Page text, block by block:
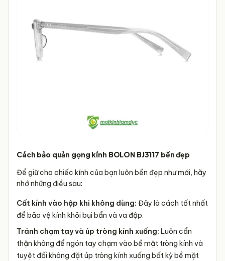
Cách bảo quản gọng kính BOLON BJ3117 bền đẹp
Để giữ cho chiếc kính của bạn luôn bền đẹp như mới, hãy
nhớ những điều sau:
Cất kính vào hộp khi không dùng: Đây là cách tốt nhất
để bảo vệ kính khỏi bụi bẩn và va đập.
Tránh chạm tay và úp tròng kính xuống: Luôn cẩn
thận không để ngón tay chạm vào bề mặt tròng kính và
tuyệt đối không đặt úp tròng kính xuống bất kỳ bề mặt